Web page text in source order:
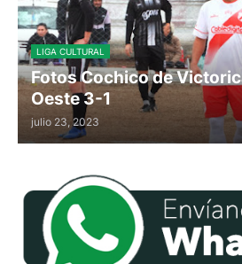
LIGA CULTURAL
Fotos Cochico de
Oeste 3-1
julio 23, 2023